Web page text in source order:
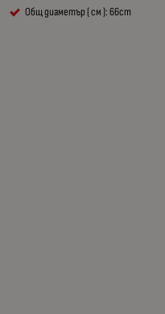
Общ диаметър ( см ): 66cm